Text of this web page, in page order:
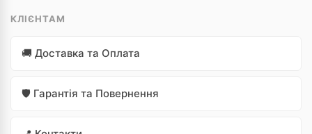
КЛІЄНТАМ
🚚 Доставка та Оплата
🛡️ Гарантія та Повернення